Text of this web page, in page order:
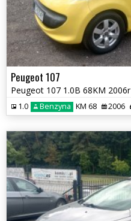
Peugeot 107
1.0 Benzyna KM 68 2006